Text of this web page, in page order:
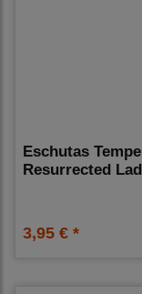
Eschutas
Resurrected
3,95 € *